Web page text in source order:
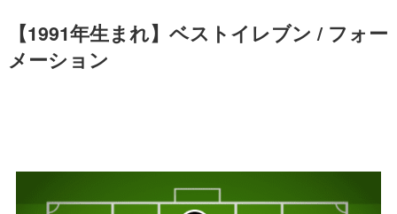
【1991年生まれ】ベストイレブン / フォー
メーション